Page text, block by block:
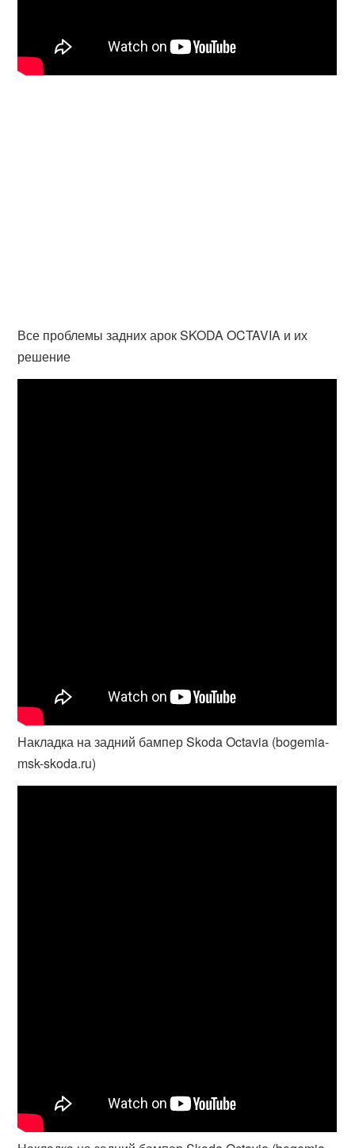
Все проблемы задних арок SKODA OCTAVIA и их
решение
Накладка на задний бампер Skoda Octavia (bogemia-
msk-skoda.ru)